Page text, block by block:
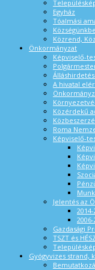
Egyház
Tóalmási
Közrend,
Önkormányzat
Képviselő-
A hivatal
Közérdekű
Roma
Képviselő-
Jelentés az
Gazdasági
TSZT és
Gyógyvizes strand,